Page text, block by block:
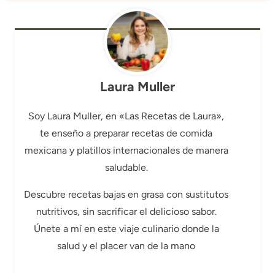
Laura Muller
Soy Laura Muller, en «Las Recetas de Laura»,
te enseño a preparar recetas de comida
mexicana y platillos internacionales de manera
saludable.
Descubre recetas bajas en grasa con sustitutos
nutritivos, sin sacrificar el delicioso sabor.
Únete a mí en este viaje culinario donde la
salud y el placer van de la mano